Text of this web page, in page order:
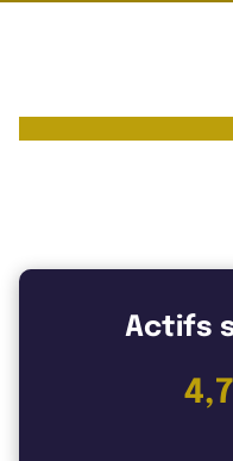
Actifs